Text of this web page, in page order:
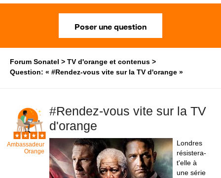
Poser une question
Forum Sonatel
TV d'orange et contenus
Question: « #Rendez-vous vite sur la TV d'orange »
#Rendez-vous vite sur la TV
d'orange
Londres
résistera-
t'elle à
une série
Ambassadeur
Orange